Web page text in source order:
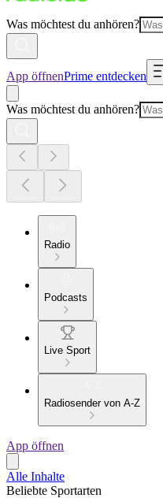
Was möchtest du anhören?
App öffnenPrime entdecken
Was möchtest du anhören?
Radio
Podcasts
Live Sport
Radiosender von A-Z
App öffnen
Alle Inhalte
Beliebte Sportarten